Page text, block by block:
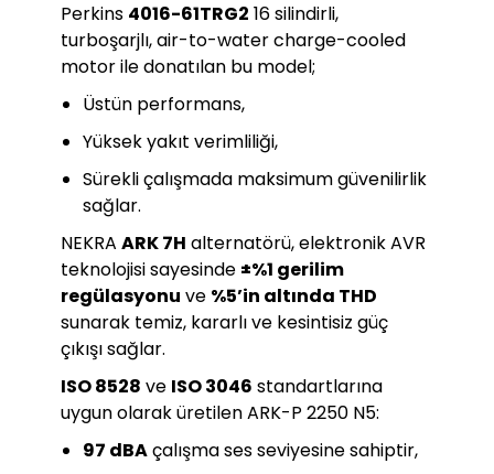
Perkins 4016-61TRG2 16 silindirli,
turboşarjlı, air-to-water charge-cooled
motor ile donatılan bu model;
Üstün performans,
Yüksek yakıt verimliliği,
Sürekli çalışmada maksimum güvenilirlik
sağlar.
NEKRA ARK 7H alternatörü, elektronik AVR
teknolojisi sayesinde ±%1 gerilim
regülasyonu ve %5’in altında THD
sunarak temiz, kararlı ve kesintisiz güç
çıkışı sağlar.
ISO 8528 ve ISO 3046 standartlarına
uygun olarak üretilen ARK-P 2250 N5:
97 dBAçalışma ses seviyesine sahiptir,